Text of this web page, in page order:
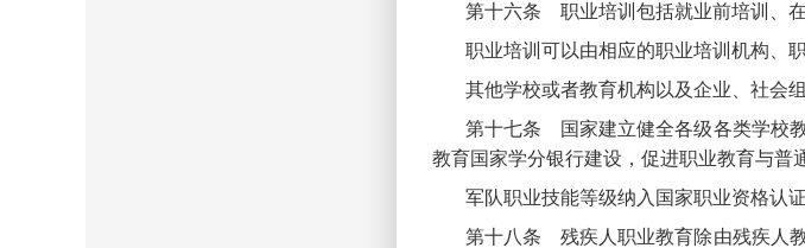
第十六条 职业培训包括就业前培训、
职业培训可以由相应的职业培训机构、
其他学校或者教育机构以及企业、社会
第十七条 国家建立健全各级各类学校
教育国家学分银行建设，促进职业教育与普
军队职业技能等级纳入国家职业资格认
第十八条 残疾人职业教育除由残疾人